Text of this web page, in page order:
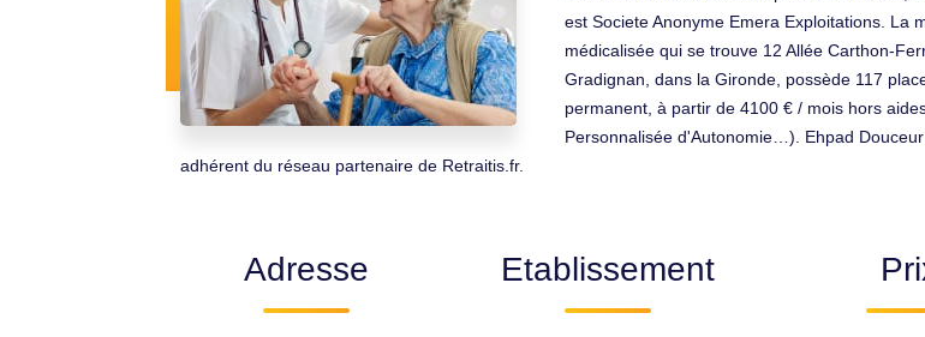
est Societe Anonyme Emera Exploitations. La
médicalisée qui se trouve 12 Allée Carthon-
Gradignan, dans la Gironde, possède 117
permanent, à partir de 4100 € / mois hors
Personnalisée d'Autonomie…). Ehpad
adhérent du réseau partenaire de Retraitis.fr.
Adresse Etablissement